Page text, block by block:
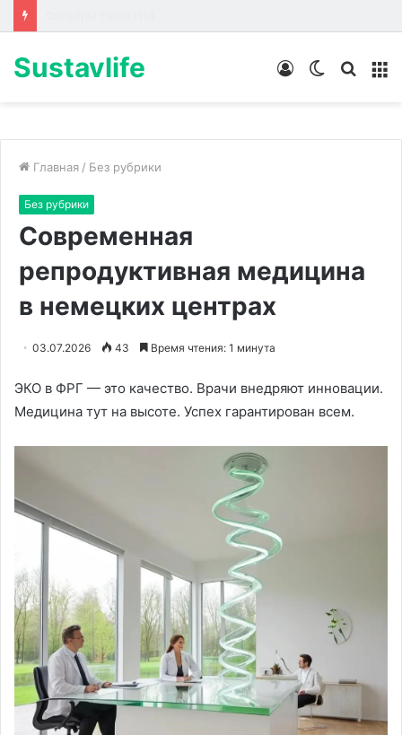
Sustavlife
Switch
Войти
Главная / Без рубрики
Без рубрики
Современная
репродуктивная медицина
в немецких центрах
03.07.2026 43 Время чтения: 1 минута
ЭКО в ФРГ — это качество. Врачи внедряют инновации.
Медицина тут на высоте. Успех гарантирован всем.